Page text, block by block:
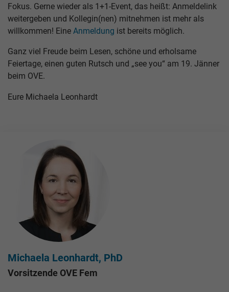
Fokus. Gerne wieder als 1+1-Event, das heißt: Anmeldelink
weitergeben und Kollegin(nen) mitnehmen ist mehr als
willkommen! Eine Anmeldung ist bereits möglich.
Ganz viel Freude beim Lesen, schöne und erholsame
Feiertage, einen guten Rutsch und „see you“ am 19. Jänner
beim OVE.
Eure Michaela Leonhardt
Michaela Leonhardt, PhD
Vorsitzende OVE Fem